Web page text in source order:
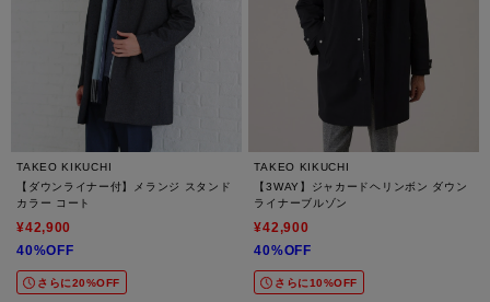
TAKEO KIKUCHI
【ダウンライナー付】メランジ スタンド
カラー コート
¥42,900
40%OFF
さらに20%OFF
TAKEO KIKUCHI
【3WAY】ジャカードヘリンボン ダウン
ライナーブルゾン
¥42,900
40%OFF
さらに10%OFF